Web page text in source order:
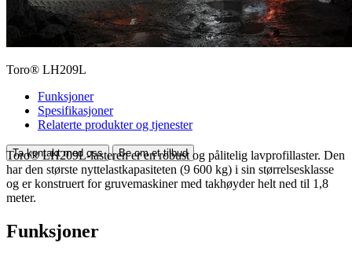
Toro® LH209L
Funksjoner
Spesifikasjoner
Relaterte produkter og tjenester
Ta kontakt med oss Be om et tilbud
Toro® LH209L-lasteren er en robust og pålitelig lavprofillaster. Den
har den største nyttelastkapasiteten (9 600 kg) i sin størrelsesklasse
og er konstruert for gruvemaskiner med takhøyder helt ned til 1,8
meter.
Funksjoner